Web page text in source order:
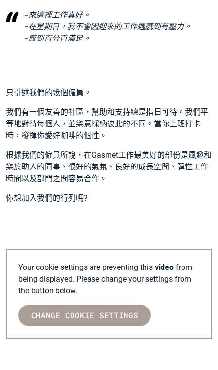
-來這裡工作真好。
-在星期日，我不會因迎來的工作週感到有壓力。
-感到百分百滿足。
只引述我們的幾個僱員。
我們有一個友善的社區，幫助和支持總是指日可待。我們平
等地對待每個人，並樂意採納彼此的不同。當你上班打卡
時，發揮你愛好咖啡的個性。
根據我們的僱員所說，在Gasmet工作最美好的部份是風趣和
樂於助人的同事、很好的氣氛、良好的成長空間、彈性工作
時間以及部門之間容易合作。
你想加入我們的行列嗎?
Your cookie settings are preventing this video from
being displayed. Please change your settings from
the button below.
CHANGE COOKIE SETTINGS